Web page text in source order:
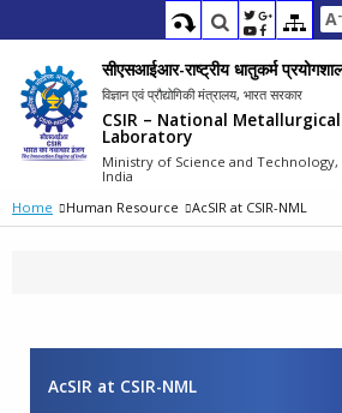
A-
सीएसआईआर-राष्ट्रीय धातुकर्म
विज्ञान एवं प्रौद्योगिकी मंत्रालय, भारत सरकार
CSIR – National Metallurgical
Laboratory
Ministry of Science and
India
Home
Human Resource AcSIR at CSIR-NML
AcSIR at CSIR-NML